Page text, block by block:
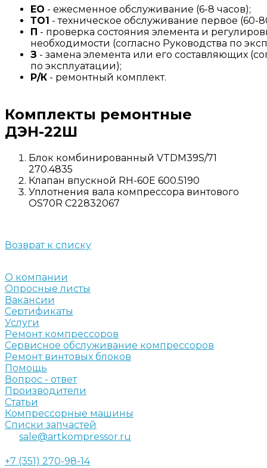
ЕО - ежесменное обслуживание (6-8 часов);
ТО1 - техническое обслуживание первое (60-
П - проверка состояния элемента и
необходимости (согласно Руководства по
З - замена элемента или его составляющих
по эксплуатации);
Р/К - ремонтный комплект.
Комплекты ремонтные
ДЭН-22Ш
Блок комбинированный VTDM39S/71
270.4835
Клапан впускной RH-60E 600.5190
Уплотнения вала компрессора винтового
OS70R C22832067
Возврат к списку
О компании
Опросные листы
Вакансии
Сертификаты
Услуги
Ремонт компрессоров
Сервисное обслуживание компрессоров
Ремонт винтовых блоков
Помощь
Вопрос - ответ
Производители
Статьи
Компрессорные машины
Списки запчастей
sale@artkompressor.ru
+7 (351) 270-98-14